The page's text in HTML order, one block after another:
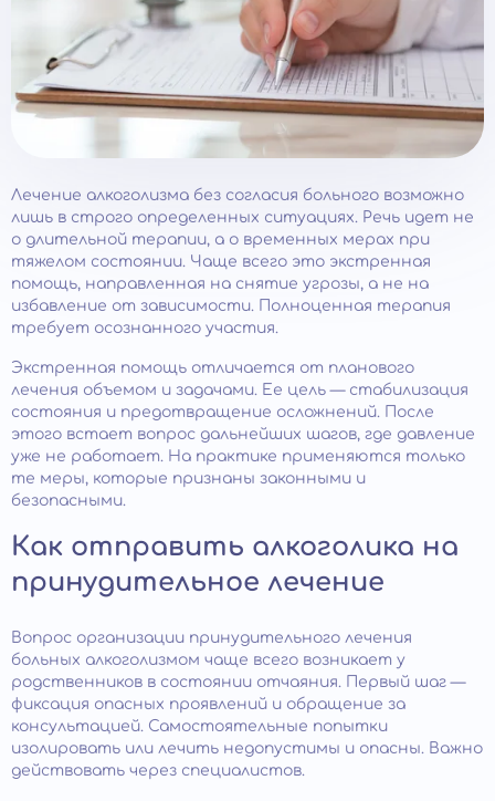
Лечение алкоголизма без согласия больного возможно
лишь в строго определенных ситуациях. Речь идет не
о длительной терапии, а о временных мерах при
тяжелом состоянии. Чаще всего это экстренная
помощь, направленная на снятие угрозы, а не на
избавление от зависимости. Полноценная терапия
требует осознанного участия.
Экстренная помощь отличается от планового
лечения объемом и задачами. Ее цель — стабилизация
состояния и предотвращение осложнений. После
этого встает вопрос дальнейших шагов, где давление
уже не работает. На практике применяются только
те меры, которые признаны законными и
безопасными.
Как отправить алкоголика на
принудительное лечение
Вопрос организации принудительного лечения
больных алкоголизмом чаще всего возникает у
родственников в состоянии отчаяния. Первый шаг —
фиксация опасных проявлений и обращение за
консультацией. Самостоятельные попытки
изолировать или лечить недопустимы и опасны. Важно
действовать через специалистов.